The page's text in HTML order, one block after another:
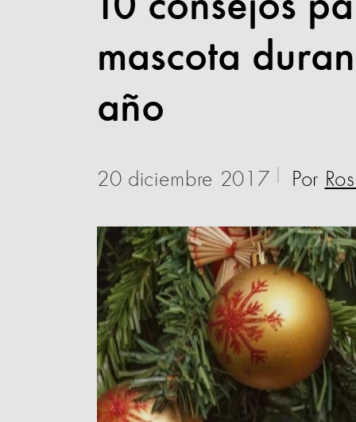
mascota
año
20 diciembre 2017 Por